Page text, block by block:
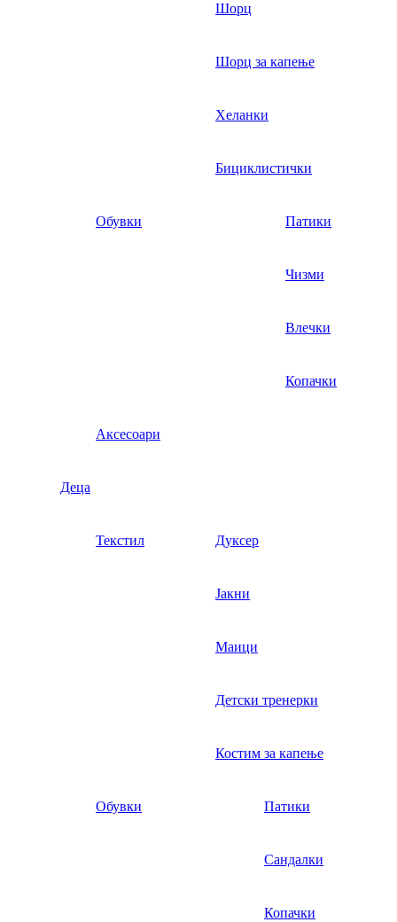
Шорц
Шорц за капење
Хеланки
Бициклистички
Обувки Патики
Чизми
Влечки
Копачки
Аксесоари
Деца
Текстил Дуксер
Јакни
Маици
Детски тренерки
Костим за капење
Обувки Патики
Сандалки
Копачки